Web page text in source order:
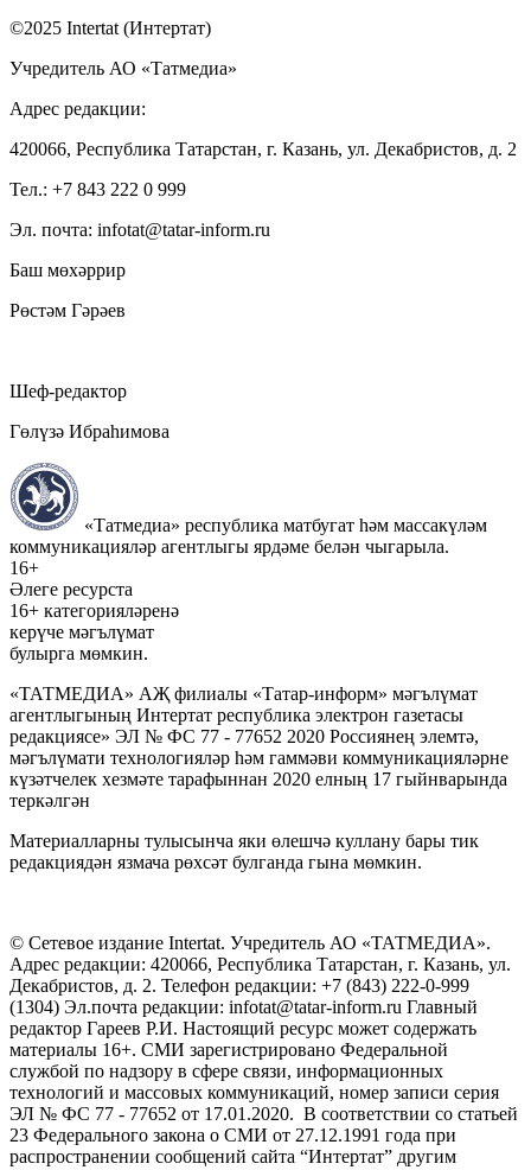
©2025 Intertat (Интертат)
Учредитель АО «Татмедиа»
Адрес редакции:
420066, Республика Татарстан, г. Казань, ул. Декабристов, д. 2
Тел.: +7 843 222 0 999
Эл. почта: infotat@tatar-inform.ru
Баш мөхәррир
Рөстәм Гәрәев
Шеф-редактор
Гөлүзә Ибраһимова
«Татмедиа» республика матбугат һәм массакүләм
коммуникацияләр агентлыгы ярдәме белән чыгарыла.
16+
Әлеге ресурста
16+ категорияләренә
керүче мәгълүмат
булырга мөмкин.
«ТАТМЕДИА» АҖ филиалы «Татар-информ» мәгълүмат
агентлыгының Интертат республика электрон газетасы
редакциясе» ЭЛ № ФС 77 - 77652 2020 Россиянең элемтә,
мәгълүмати технологияләр һәм гаммәви коммуникацияләрне
күзәтчелек хезмәте тарафыннан 2020 елның 17 гыйнварында
теркәлгән
Материалларны тулысынча яки өлешчә куллану бары тик
редакциядән язмача рөхсәт булганда гына мөмкин.
© Сетевое издание Intertat. Учредитель АО «ТАТМЕДИА».
Адрес редакции: 420066, Республика Татарстан, г. Казань, ул.
Декабристов, д. 2. Телефон редакции: +7 (843) 222-0-999
(1304) Эл.почта редакции: infotat@tatar-inform.ru Главный
редактор Гареев Р.И. Настоящий ресурс может содержать
материалы 16+. СМИ зарегистрировано Федеральной
службой по надзору в сфере связи, информационных
технологий и массовых коммуникаций, номер записи серия
ЭЛ № ФС 77 - 77652 от 17.01.2020. В соответствии со статьей
23 Федерального закона о СМИ от 27.12.1991 года при
распространении сообщений сайта “Интертат” другим